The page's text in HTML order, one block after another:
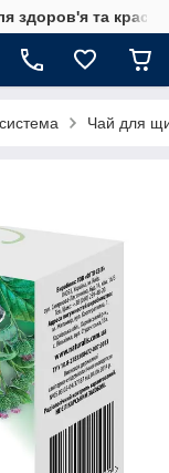
здоров'я та краси
Чай для